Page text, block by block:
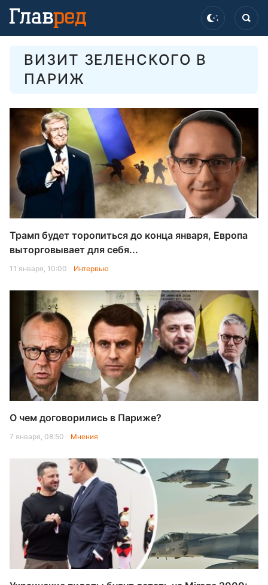
ВИЗИТ ЗЕЛЕНСКОГО В
ПАРИЖ
Трамп будет торопиться до конца января, Европа
выторговывает для себя...
11 января, 10:00 Интервью
О чем договорились в Париже?
7 января, 08:50 Мнения